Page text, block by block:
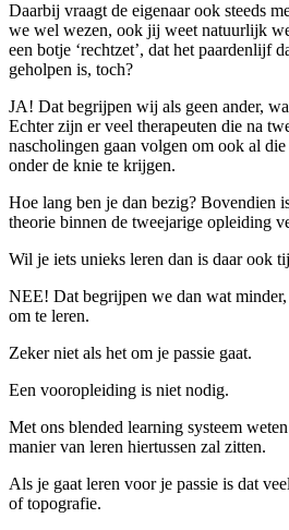
Daarbij vraagt de eigenaar ook steeds
we wel wezen, ook jij weet natuurlijk
een botje ‘rechtzet’, dat het paardenlijf
geholpen is, toch?
JA! Dat begrijpen wij als geen ander,
Echter zijn er veel therapeuten die na
nascholingen gaan volgen om ook al die
onder de knie te krijgen.
Hoe lang ben je dan bezig? Bovendien
theorie binnen de tweejarige opleiding
Wil je iets unieks leren dan is daar ook
NEE! Dat begrijpen we dan wat
om te leren.
Zeker niet als het om je passie gaat.
Een vooropleiding is niet nodig.
Met ons blended learning systeem
manier van leren hiertussen zal zitten.
Als je gaat leren voor je passie is dat
of topografie.